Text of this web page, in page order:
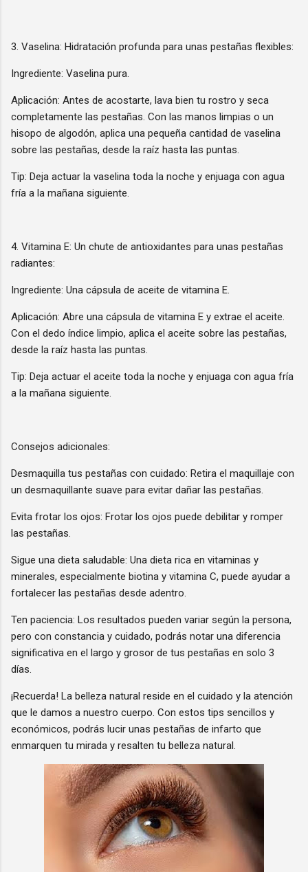
3. Vaselina: Hidratación profunda para unas pestañas flexibles:
Ingrediente: Vaselina pura.
Aplicación: Antes de acostarte, lava bien tu rostro y seca
completamente las pestañas. Con las manos limpias o un
hisopo de algodón, aplica una pequeña cantidad de vaselina
sobre las pestañas, desde la raíz hasta las puntas.
Tip: Deja actuar la vaselina toda la noche y enjuaga con agua
fría a la mañana siguiente.
4. Vitamina E: Un chute de antioxidantes para unas pestañas
radiantes:
Ingrediente: Una cápsula de aceite de vitamina E.
Aplicación: Abre una cápsula de vitamina E y extrae el aceite.
Con el dedo índice limpio, aplica el aceite sobre las pestañas,
desde la raíz hasta las puntas.
Tip: Deja actuar el aceite toda la noche y enjuaga con agua fría
a la mañana siguiente.
Consejos adicionales:
Desmaquilla tus pestañas con cuidado: Retira el maquillaje con
un desmaquillante suave para evitar dañar las pestañas.
Evita frotar los ojos: Frotar los ojos puede debilitar y romper
las pestañas.
Sigue una dieta saludable: Una dieta rica en vitaminas y
minerales, especialmente biotina y vitamina C, puede ayudar a
fortalecer las pestañas desde adentro.
Ten paciencia: Los resultados pueden variar según la persona,
pero con constancia y cuidado, podrás notar una diferencia
significativa en el largo y grosor de tus pestañas en solo 3
días.
¡Recuerda! La belleza natural reside en el cuidado y la atención
que le damos a nuestro cuerpo. Con estos tips sencillos y
económicos, podrás lucir unas pestañas de infarto que
enmarquen tu mirada y resalten tu belleza natural.